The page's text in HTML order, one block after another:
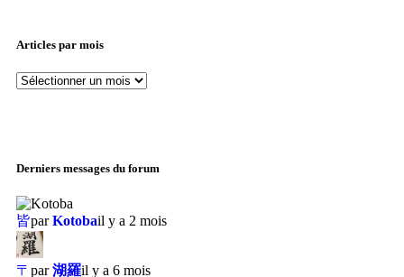
Articles par mois
Derniers messages du forum
皆parKotobail y a 2 mois
〒 par湖羅il y a 6 mois